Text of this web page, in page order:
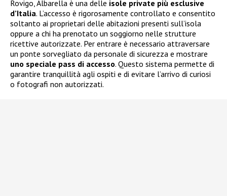
Rovigo, Albarella è una delle isole private più esclusive
d’Italia. L’accesso è rigorosamente controllato e consentito
soltanto ai proprietari delle abitazioni presenti sull’isola
oppure a chi ha prenotato un soggiorno nelle strutture
ricettive autorizzate. Per entrare è necessario attraversare
un ponte sorvegliato da personale di sicurezza e mostrare
uno speciale pass di accesso. Questo sistema permette di
garantire tranquillità agli ospiti e di evitare l’arrivo di curiosi
o fotografi non autorizzati.